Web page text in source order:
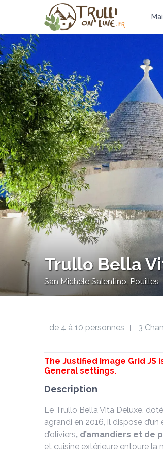
Trullo Bella
San Michele Salentino, Pouilles
de 4 à 10 personnes 3
The Justified Image Grid
General settings.
Description
Le Trullo Bella Vita Deluxe, doté
agrandi en 2016, il dispose
d’oliviers, d’amandiers et de
et cuisine extérieure entoure la